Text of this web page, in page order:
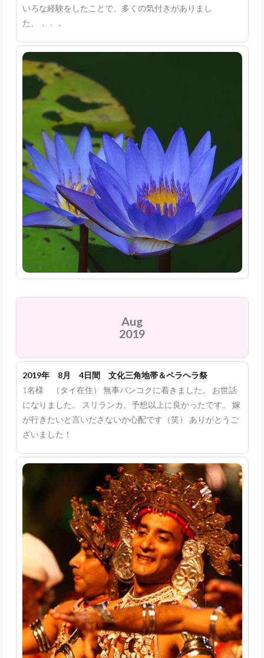
いろな経験をしたことで、多くの気付きがありまし
た。．．．
Aug
2019
2019年 8月 4日間 文化三角地帯＆ペラヘラ祭
1名様 （タイ在住） 無事バンコクに着きました。 お世話
になりました。 スリランカ、予想以上に良かったです。 嫁
が行きたいと言いださないか心配です（笑） ありがとうご
ざいました！